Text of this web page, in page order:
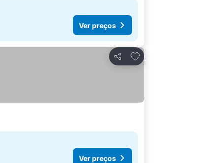
Ver preços
Partilhar
Adicionar aos favoritos
Ver preços